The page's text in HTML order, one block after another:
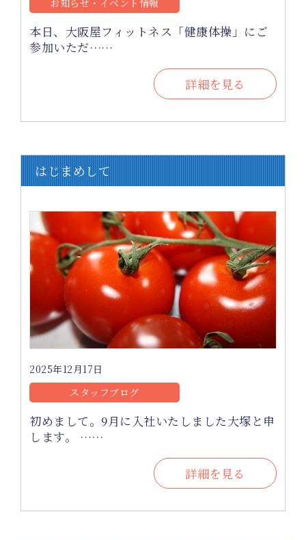
お知らせ・イベント情報
本日、大阪屋フィットネス「健康体操」にご
参加いただ……
詳細を見る
はじまめして
2025年12月17日
スタッフブログ
初めまして。9月に入社いたしました大塚と申
します。 ……
詳細を見る